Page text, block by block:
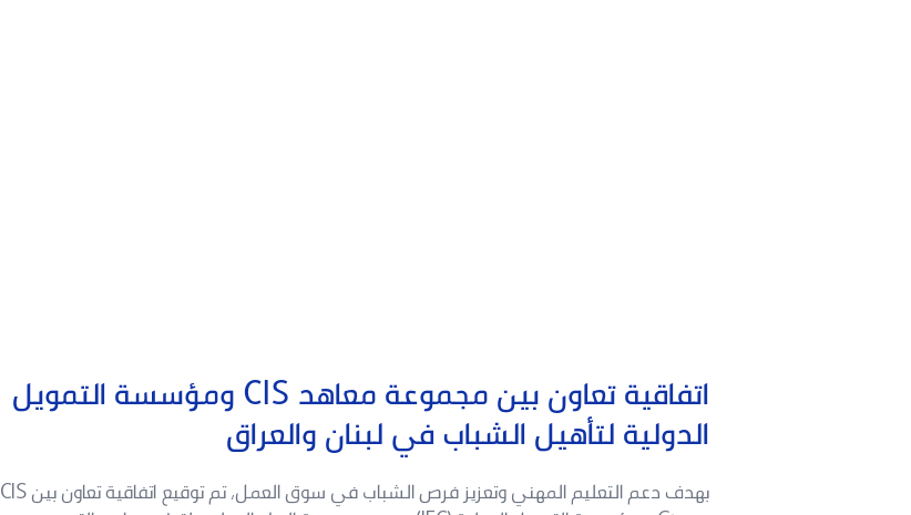
اتفاقية تعاون بين مجموعة معاهد CIS ومؤسسة التمويل
الدولية لتأهيل الشباب في لبنان والعراق
بهدف دعم التعليم المهني وتعزيز فرص الشباب في سوق العمل، تم توقيع اتفاقية تعاون بين CIS